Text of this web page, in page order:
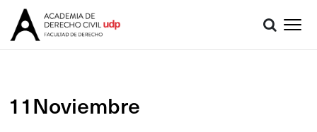
11Noviembre